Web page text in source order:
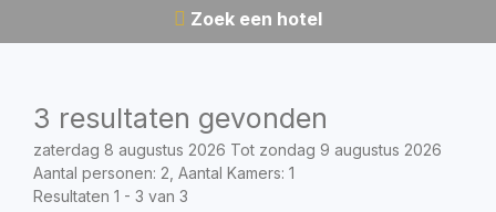
Zoek een hotel
3 resultaten gevonden
zaterdag 8 augustus 2026 Tot zondag 9 augustus 2026
Aantal personen: 2, Aantal Kamers: 1
Resultaten 1 - 3 van 3